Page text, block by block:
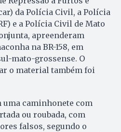
da Polícia Civil, a Polícia
e a Polícia Civil de Mato
apreenderam
na BR-158, em
mato-grossense. O
o material também foi
uma caminhonete com
ou roubada, com
falsos, segundo o